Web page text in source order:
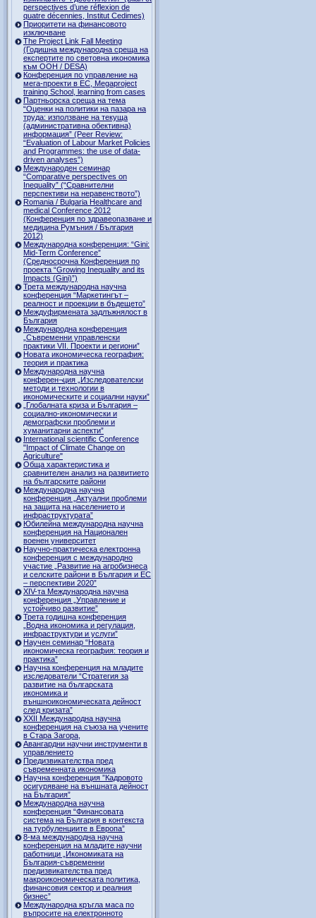
perspectives d’une réflexion de
quatre décennies, Institut Cedimes)
Приоритети на финансовото
изключване
The Project Link Fall Meeting
(Годишна международна среща на
експертите по световна икономика
към ООН / DESA)
Конференция по управление на
мега-проекти в ЕС, Megaproject
training School, learning from cases
Партньорска среща на тема
“Оценки на политики на пазара на
труда: използване на текуща
(административна обективна)
информация” (Peer Review:
“Evaluation of Labour Market Policies
and Programmes: the use of data-
driven analyses”)
Международен семинар
“Comparative perspectives on
Inequality” (“Сравнителни
перспективи на неравенството”)
Romania / Bulgaria Healthcare and
medical Conference 2012
(Конференция по здравеопазване и
медицина Румъния / България
2012)
Международна конференция: “Gini:
Mid-Term Conference”
(Средносрочна Конференция по
проекта “Growing Inequality and its
Impacts (Gini)”)
Трета международна научна
конференция “Маркетингът –
реалност и проекции в бъдещето”
Междуфирмената задлъжнялост в
България
Международна конференция
„Съвременни управленски
практики VII. Проекти и региони”
Новата икономическа география:
теория и практика
Международна научна
конферен¬ция „Изследователски
методи и технологии в
икономическите и социални науки”
„Глобалната криза и България –
социално-икономически и
демографски проблеми и
хуманитарни аспекти”
International scientific Conference
"Impact of Climate Change on
Agriculture"
Обща характеристика и
сравнителен анализ на развитието
на българските райони
Международна научна
конференция „Актуални проблеми
на защита на населението и
инфраструктурата”
Юбилейна международна научна
конференция на Национален
военен университет
Научно-практическа електронна
конференция с международно
участие „Развитие на агробизнеса
и селските райони в България и ЕС
– перспективи 2020”
XIV-та Международна научна
конференция „Управление и
устойчиво развитие”
Трета годишна конференция
„Водна икономика и регулация,
инфраструктури и услуги”
Научен семинар “Новата
икономическа география: теория и
практика”
Научна конференция на младите
изследователи “Стратегия за
развитие на българската
икономика и
външноикономическата дейност
след кризата”
ХХII Международна научна
конференция на съюза на учените
в Стара Загора,
Авангардни научни инструменти в
управлението
Предизвикателства пред
съвременната икономика
Научна конференция ”Кадровото
осигуряване на външната дейност
на България”
Международна научна
конференция “Финансовата
система на България в контекста
на турбуленциите в Европа”
8-ма международна научна
конференция на младите научни
работници „Икономиката на
България-съвременни
предизвикателства пред
макроикономическата политика,
финансовия сектор и реалния
бизнес”
Международна кръгла маса по
въпросите на електронното